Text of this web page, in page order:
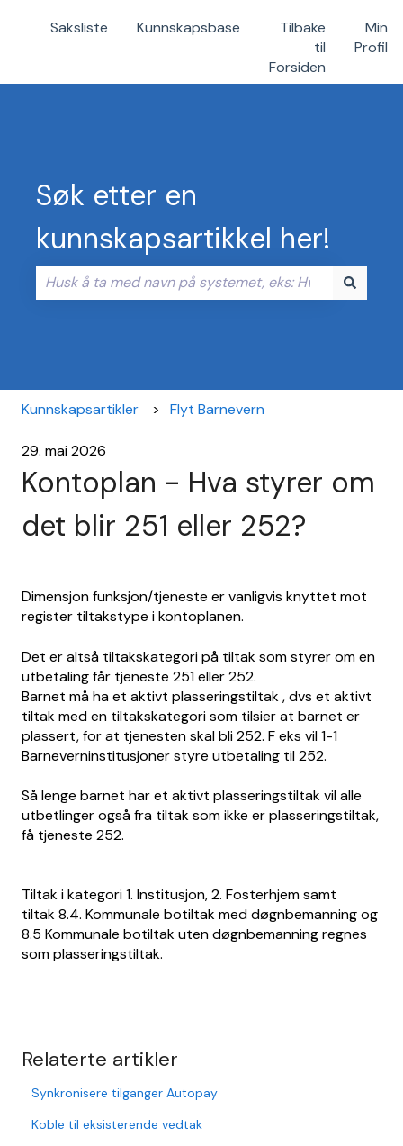
Saksliste Kunnskapsbase
Tilbake
til
Forsiden
Min
Profil
Søk etter en
kunnskapsartikkel her!
Kunnskapsartikler Flyt Barnevern
29. mai 2026
Kontoplan - Hva styrer om
det blir 251 eller 252?
Dimensjon funksjon/tjeneste er vanligvis knyttet mot
register tiltakstype i kontoplanen.
Det er altså tiltakskategori på tiltak som styrer om en
utbetaling får tjeneste 251 eller 252.
Barnet må ha et aktivt plasseringstiltak , dvs et aktivt
tiltak med en tiltakskategori som tilsier at barnet er
plassert, for at tjenesten skal bli 252. F eks vil 1-1
Barneverninstitusjoner styre utbetaling til 252.
Så lenge barnet har et aktivt plasseringstiltak vil alle
utbetlinger også fra tiltak som ikke er plasseringstiltak,
få tjeneste 252.
Tiltak i kategori 1. Institusjon, 2. Fosterhjem samt
tiltak 8.4. Kommunale botiltak med døgnbemanning og
8.5 Kommunale botiltak uten døgnbemanning regnes
som plasseringstiltak.
Relaterte artikler
Synkronisere tilganger Autopay
Koble til eksisterende vedtak